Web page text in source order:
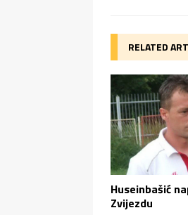
RELATED
Huseinbašić
Zvijezdu